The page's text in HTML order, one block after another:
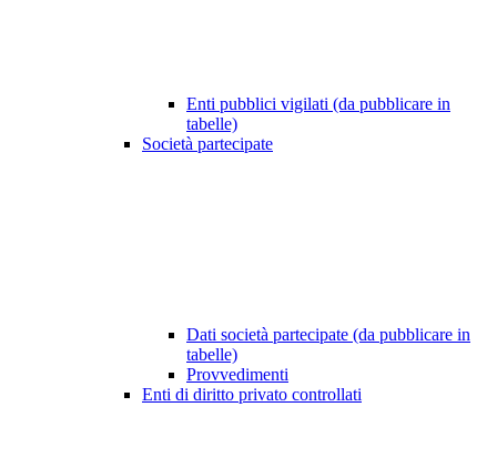
Enti pubblici vigilati (da pubblicare in
tabelle)
Società partecipate
Dati società partecipate (da pubblicare in
tabelle)
Provvedimenti
Enti di diritto privato controllati